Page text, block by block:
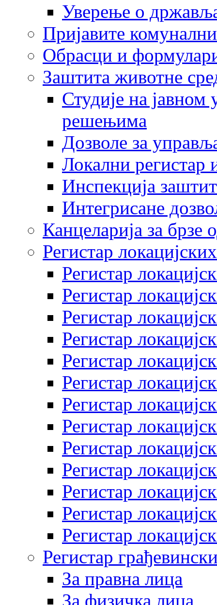
Уверење о
Пријавите
Обрасци и
Заштита животне
Студије на
решењима
Дозволе за
Локални регистар
Инспекција
Интегрисане
Канцеларија за брзе
Регистар
Регистар
Регистар
Регистар
Регистар
Регистар
Регистар
Регистар
Регистар
Регистар
Регистар
Регистар
Регистар
Регистар
Регистар
За правна лица
За физичка лица